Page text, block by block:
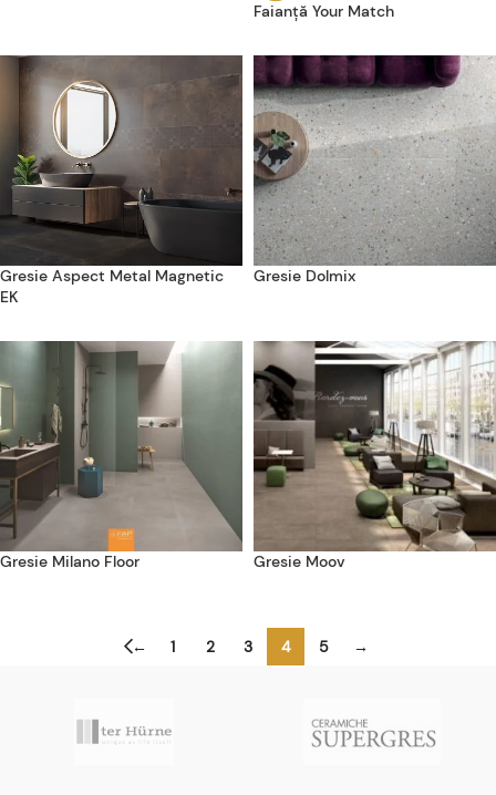
Faianță Your Match
Gresie Aspect Metal Magnetic
EK
Gresie Dolmix
Gresie Milano Floor Gresie Moov
← 1 2 3 4 5 →